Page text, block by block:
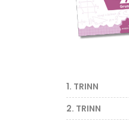
1. TRINN
2. TRINN